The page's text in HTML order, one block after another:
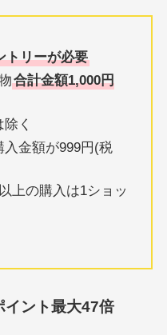
トリーが必要
合計金額1,000円
く
入金額が999円(税
上の購入は1ショッ
イント最大47倍